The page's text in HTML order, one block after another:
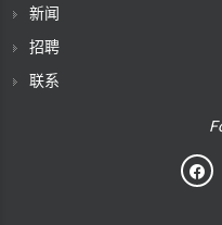
新闻
招聘
联系